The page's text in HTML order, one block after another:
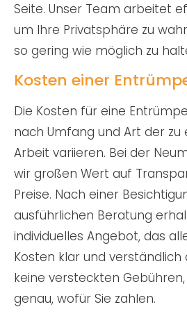
Seite. Unser Team arbeitet
um Ihre Privatsphäre zu
so gering wie möglich zu
Kosten einer
Die Kosten für eine
nach Umfang und Art der zu
Arbeit variieren. Bei der
wir großen Wert auf
Preise. Nach einer
ausführlichen Beratung
individuelles Angebot, das
Kosten klar und verständlich
keine versteckten Gebühren,
genau, wofür Sie zahlen.